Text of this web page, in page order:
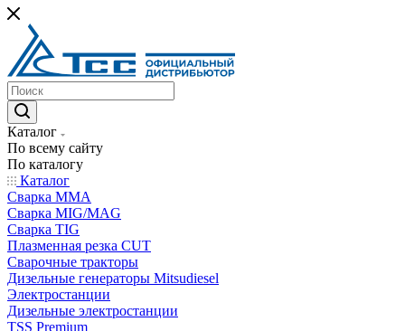
Каталог
По всему сайту
По каталогу
Каталог
Сварка MMA
Сварка MIG/MAG
Сварка TIG
Плазменная резка CUT
Сварочные тракторы
Дизельные генераторы Mitsudiesel
Электростанции
Дизельные электростанции
TSS Premium